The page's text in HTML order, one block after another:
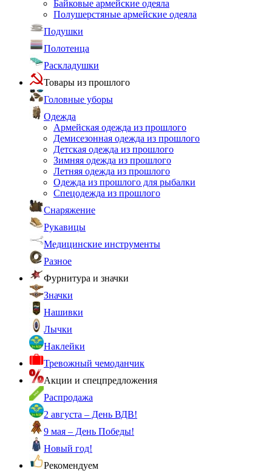
Байковые армейские одеяла
Полушерстяные армейские одеяла
Подушки
Полотенца
Раскладушки
Товары из прошлого
Головные уборы
Одежда
Армейская одежда из прошлого
Демисезонная одежда из прошлого
Детская одежда из прошлого
Зимняя одежда из прошлого
Летняя одежда из прошлого
Одежда из прошлого для рыбалки
Спецодежда из прошлого
Снаряжение
Рукавицы
Медицинские инструменты
Разное
Фурнитура и значки
Значки
Нашивки
Лычки
Наклейки
Тревожный чемоданчик
Акции и спецпредложения
Распродажа
2 августа – День ВДВ!
9 мая – День Победы!
Новый год!
Рекомендуем